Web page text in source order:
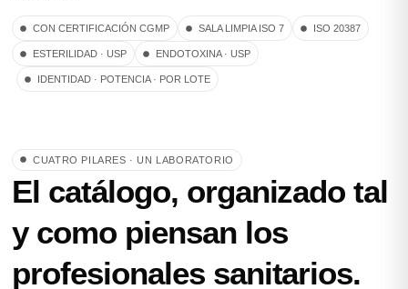
CON CERTIFICACIÓN CGMP SALA LIMPIA ISO 7 ISO 20387
ESTERILIDAD · USP ENDOTOXINA · USP
IDENTIDAD · POTENCIA · POR LOTE
CUATRO PILARES · UN LABORATORIO
El catálogo, organizado tal
y como piensan los
profesionales sanitarios.